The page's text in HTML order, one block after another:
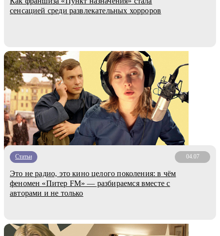
сенсацией среди развлекательных хорроров
Статьи 04.07
Это не радио, это кино целого поколения: в чём
феномен «Питер FM» — разбираемся вместе с
авторами и не только